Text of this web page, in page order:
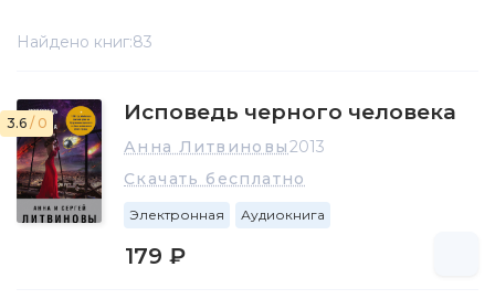
Найдено книг:83
3.6 / 0 Исповедь черного человека
Анна Литвиновы2013
Скачать бесплатно
Электронная Аудиокнига
179 ₽